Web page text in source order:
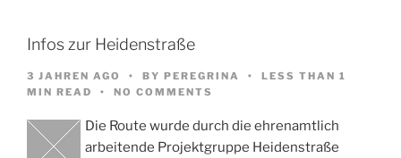
Infos zur Heidenstraße
3 JAHREN AGO BY PEREGRINA
LESS THAN 1
MIN READ
NO COMMENTS
Die Route wurde durch die ehrenamtlich
arbeitende Projektgruppe Heidenstraße